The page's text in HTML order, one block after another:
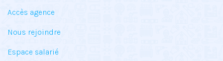
Accès agence
Nous rejoindre
Espace salarié